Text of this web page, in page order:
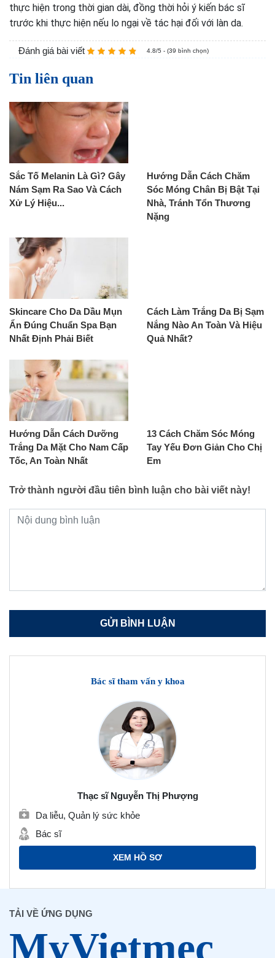
thực hiện trong thời gian dài, đồng thời hỏi ý kiến bác sĩ
trước khi thực hiện nếu lo ngại về tác hại đối với làn da.
Đánh giá bài viết 4.8/5 - (39 bình chọn)
Tin liên quan
Sắc Tố Melanin Là Gì? Gây
Nám Sạm Ra Sao Và Cách
Xử Lý Hiệu...
Hướng Dẫn Cách Chăm
Sóc Móng Chân Bị Bật Tại
Nhà, Tránh Tổn Thương
Nặng
Skincare Cho Da Dầu Mụn
Ẩn Đúng Chuẩn Spa Bạn
Nhất Định Phải Biết
Cách Làm Trắng Da Bị Sạm
Nắng Nào An Toàn Và Hiệu
Quả Nhất?
Hướng Dẫn Cách Dưỡng
Trắng Da Mặt Cho Nam Cấp
Tốc, An Toàn Nhất
13 Cách Chăm Sóc Móng
Tay Yếu Đơn Giản Cho Chị
Em
Trở thành người đầu tiên bình luận cho bài viết này!
Bác sĩ tham vấn y khoa
Thạc sĩ Nguyễn Thị Phượng
Da liễu, Quản lý sức khỏe
Bác sĩ
XEM HỒ SƠ
TẢI VỀ ỨNG DỤNG